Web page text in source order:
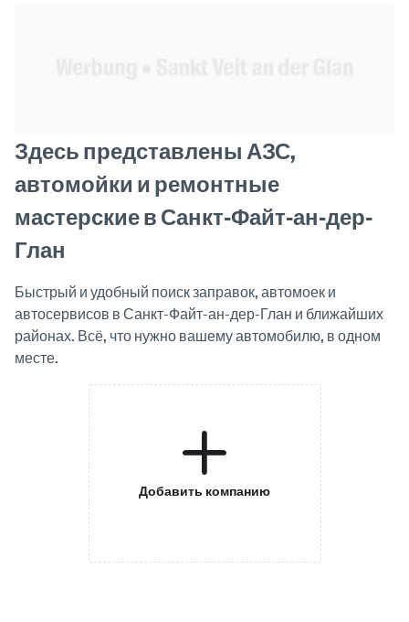
Здесь представлены АЗС,
автомойки и ремонтные
мастерские в Санкт-Файт-ан-дер-
Глан
Быстрый и удобный поиск заправок, автомоек и
автосервисов в Санкт-Файт-ан-дер-Глан и ближайших
районах. Всё, что нужно вашему автомобилю, в одном
месте.
Добавить компанию